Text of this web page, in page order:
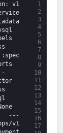
1
2
3
4
5
6
7
8
9
10
11
12
13
14
15
16
17
: v1
spec
:
-
---
v1